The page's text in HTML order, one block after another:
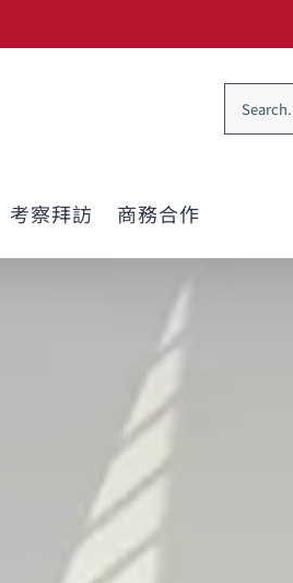
Search
for:
考察拜訪 商務合作